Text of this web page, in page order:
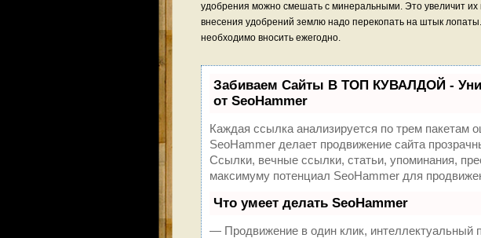
удобрения можно смешать с минеральными. Это увеличит их
внесения удобрений землю надо перекопать на штык
необходимо вносить ежегодно.
Забиваем Сайты В ТОП КУВАЛДОЙ -
от SeoHammer
Каждая ссылка анализируется по трем пакетам
SeoHammer делает продвижение сайта
Ссылки, вечные ссылки, статьи, упоминания,
максимуму потенциал SeoHammer для
Что умеет делать SeoHammer
— Продвижение в один клик, интеллектуальный